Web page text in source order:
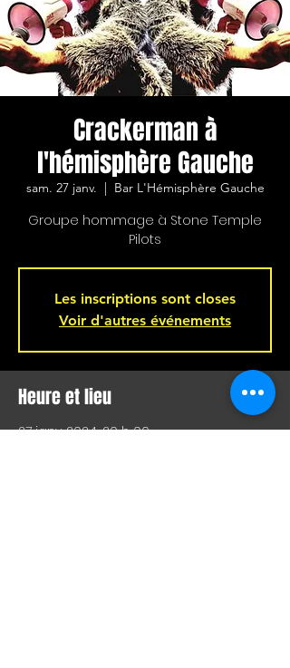
Crackerman à
l'hémisphère Gauche
sam. 27 janv. Bar L'Hémisphère Gauche
Groupe hommage à Stone Temple
Pilots
Les inscriptions sont closes
Voir d'autres événements
Heure et lieu
27 janv. 2024, 20 h 00